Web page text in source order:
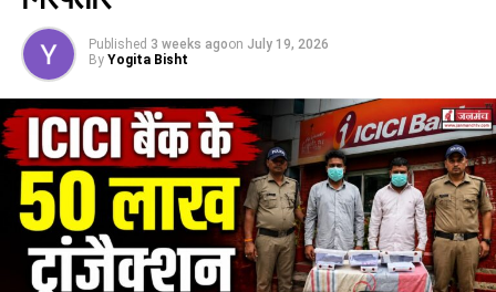
अदालत में पेश किया, जिन्हें अदालत ने 14 दिन की न्यायिक हिरासत में जेल
भेज दिया था।
INK THROWN ON AJAY GUPTA AND HIS BROTHER-IN-LAW
OUTSIDE THE COURT PREMISES
SURAJ SEVA DAL WORKERS CREATED RUCKUS...HEARING IN
THE COURT TODAY.
UP NEXT
बदरीनाथ धाम पहुंचे सीएम धामी, यात्रा व्यवस्थाओं का लेंगे जायजा…
फिर जायेंगे हल्द्वानी।
DON'T MISS
Published 3 weeks agoon July 19, 2026
By Yogita Bisht